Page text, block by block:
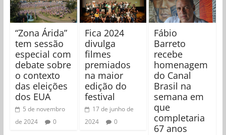
“Zona Árida”
tem sessão
especial com
debate sobre
o contexto
das eleições
dos EUA
5 de novembro
de 2024
0
Fica 2024
divulga
filmes
premiados
na maior
edição do
festival
17 de junho de
2024
0
Fábio
Barreto
recebe
homenagem
do Canal
Brasil na
semana em
que
completaria
67 anos